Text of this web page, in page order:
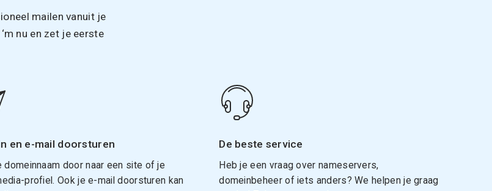
mailen vanuit je
nu en zet je eerste
en e-mail doorsturen
domeinnaam door naar een site of je
profiel. Ook je e-mail doorsturen kan
De beste service
Heb je een vraag over nameservers,
domeinbeheer of iets anders? We helpen je graag